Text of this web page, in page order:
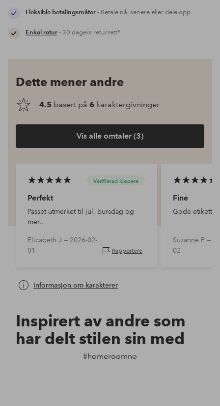
Fleksible betalingsmåter- Betale nå, senere eller dele opp
Enkel retur- 30 dagers returrett*
Dette mener andre
4.5 basert på 6 karaktergivninger
Vis alle omtaler (3)
Verifierad kjøpere
Perfekt
Passet utmerket til jul, bursdag og
mer..
Elicabeth J — 2026-02-
01
Rapportere
Fine
Gode etiketter.
Suzanne P —
02
Informasjon om karakterer
Inspirert av andre som
har delt stilen sin med
#homeroomno